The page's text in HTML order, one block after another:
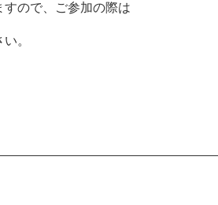
ので、ご参加の際は
。